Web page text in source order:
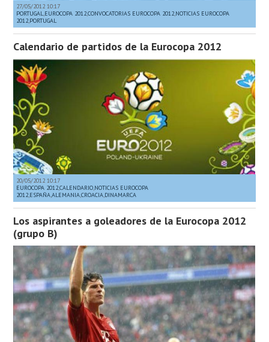
27/05/2012 10:17
PORTUGAL EUROCOPA 2012,CONVOCATORIAS EUROCOPA 2012 NOTICIAS EUROCOPA
2012 PORTUGAL
Calendario de partidos de la Eurocopa 2012
20/05/2012 10:17
EUROCOPA 2012,CALENDARIO,NOTICIAS EUROCOPA
2012,ESPAÑA,ALEMANIA,CROACIA,DINAMARCA
Los aspirantes a goleadores de la Eurocopa 2012
(grupo B)